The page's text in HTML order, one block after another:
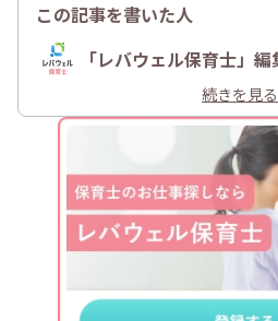
この記事を書いた人
「レバウェル保育士」編
続きを見る